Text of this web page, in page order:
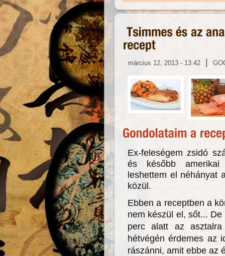
március 12, 2013 - 13:42 |
Ex-feleségem zsidó
és később amerikai
leshettem el néhányat
közül.
Ebben a receptben a
nem készül el, sőt... De
perc alatt az
hétvégén érdemes az
rászánni, amit ebbe az